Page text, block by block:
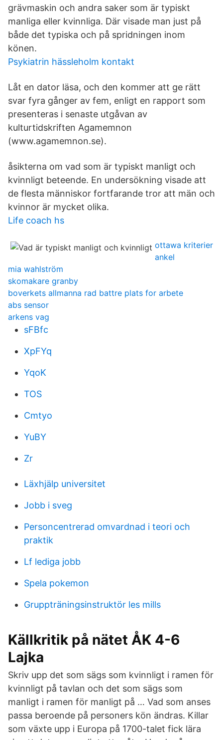
grävmaskin och andra saker som är typiskt
manliga eller kvinnliga. Där visade man just på
både det typiska och på spridningen inom
könen.
Psykiatrin hässleholm kontakt
Låt en dator läsa, och den kommer att ge rätt
svar fyra gånger av fem, enligt en rapport som
presenteras i senaste utgåvan av
kulturtidskriften Agamemnon
(www.agamemnon.se).
åsikterna om vad som är typiskt manligt och
kvinnligt beteende. En undersökning visade att
de flesta människor fortfarande tror att män och
kvinnor är mycket olika.
Life coach hs
ottawa kriterier
ankel
mia wahlström
skomakare granby
boverkets allmanna rad battre plats for arbete
abs sensor
arkens vag
sFBfc
XpFYq
YqoK
TOS
Cmtyo
YuBY
Zr
Läxhjälp universitet
Jobb i sveg
Personcentrerad omvardnad i teori och
praktik
Lf lediga jobb
Spela pokemon
Gruppträningsinstruktör les mills
Källkritik på nätet ÅK 4-6
Lajka
Skriv upp det som sägs som kvinnligt i ramen för
kvinnligt på tavlan och det som sägs som
manligt i ramen för manligt på … Vad som anses
passa beroende på personers kön ändras. Killar
som växte upp i Europa på 1700-talet fick lära